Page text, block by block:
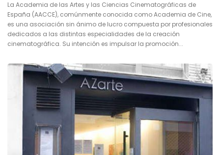
La Academia de las Artes y las Ciencias Cinematográficas de
España (AACCE), comúnmente conocida como Academia de Cine,
es una asociación sin ánimo de lucro compuesta por profesionales
dedicados a las distintas especialidades de la creación
cinematográfica. Su intención es impulsar la promoción...